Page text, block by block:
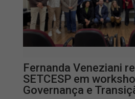
Fernanda Veneziani
SETCESP em
Governança e